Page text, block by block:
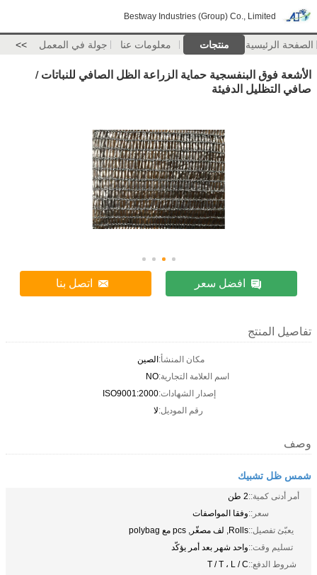
Bestway Industries (Group) Co., Limited
الصفحة الرئيسية منتجات معلومات عنا جولة في المعمل >>
الأشعة فوق البنفسجية حماية الزراعة الظل الصافي للنباتات /
صافي التظليل الدفيئة
افضل سعر اتصل بنا
تفاصيل المنتج
مكان المنشأ:الصين
اسم العلامة التجارية:NO
إصدار الشهادات:ISO9001:2000
رقم الموديل:لا
وصف
شمس ظل تشبيك
أمر أدنى كمية::2 طن
سعر::وفقا المواصفات
يعبّئ تفصيل::Rolls, لف مصغّر, pcs مع polybag
تسليم وقت::واحد شهر بعد أمر يؤكّد
شروط الدفع::T / T ، L / C